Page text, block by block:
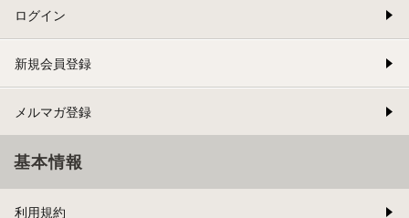
ログイン
新規会員登録
メルマガ登録
基本情報
利用規約